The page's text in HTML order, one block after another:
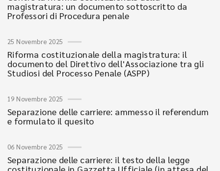
magistratura: un documento sottoscritto da
Professori di Procedura penale
25 Novembre 2025
Riforma costituzionale della magistratura: il
documento del Direttivo dell'Associazione tra gli
Studiosi del Processo Penale (ASPP)
19 Novembre 2025
Separazione delle carriere: ammesso il referendum
e formulato il quesito
06 Novembre 2025
Separazione delle carriere: il testo della legge